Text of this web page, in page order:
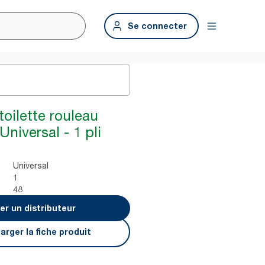
Se connecter
rouleau
- 1 pli
Universal
1
48
un distributeur
la fiche produit